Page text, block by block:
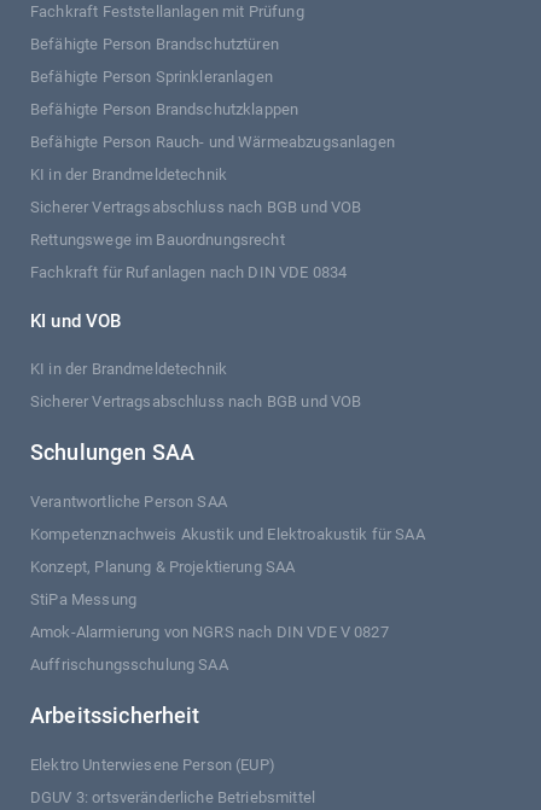
Fachkraft Feststellanlagen mit Prüfung
Befähigte Person Brandschutztüren
Befähigte Person Sprinkleranlagen
Befähigte Person Brandschutzklappen
Befähigte Person Rauch- und Wärmeabzugsanlagen
KI in der Brandmeldetechnik
Sicherer Vertragsabschluss nach BGB und VOB
Rettungswege im Bauordnungsrecht
Fachkraft für Rufanlagen nach DIN VDE 0834
KI und VOB
KI in der Brandmeldetechnik
Sicherer Vertragsabschluss nach BGB und VOB
Schulungen SAA
Verantwortliche Person SAA
Kompetenznachweis Akustik und Elektroakustik für SAA
Konzept, Planung & Projektierung SAA
StiPa Messung
Amok-Alarmierung von NGRS nach DIN VDE V 0827
Auffrischungsschulung SAA
Arbeitssicherheit
Elektro Unterwiesene Person (EUP)
DGUV 3: ortsveränderliche Betriebsmittel